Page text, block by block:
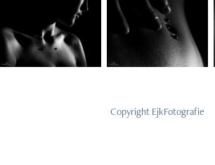
Copyright EjkFotografie